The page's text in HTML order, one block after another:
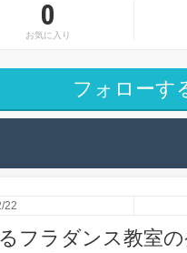
0
お気に入り
フォローす
22
フラダンス教室